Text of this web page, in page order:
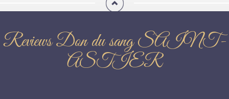
Reviews Don du sang SAINT-
ASTIER